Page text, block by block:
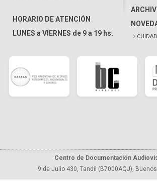
HORARIO DE ATENCIÓN
LUNES a VIERNES de 9 a 19 hs.
Centro de Documentación
9 de Julio 430, Tandil (B7000AQJ),